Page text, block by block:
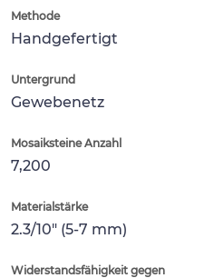
Methode
Handgefertigt
Untergrund
Gewebenetz
Mosaiksteine Anzahl
7,200
Materialstärke
2.3/10" (5-7 mm)
Widerstandsfähigkeit gegen